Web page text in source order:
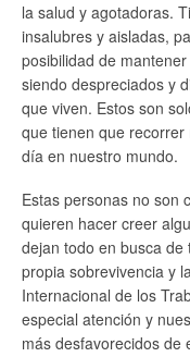
la salud y agotadoras.
insalubres y aisladas,
posibilidad de
siendo despreciados y
que viven. Estos son
que tienen que
día en nuestro mundo.
Estas personas no son
quieren hacer creer
dejan todo en busca
propia sobrevivencia y
Internacional de los
especial atención y
más desfavorecidos de